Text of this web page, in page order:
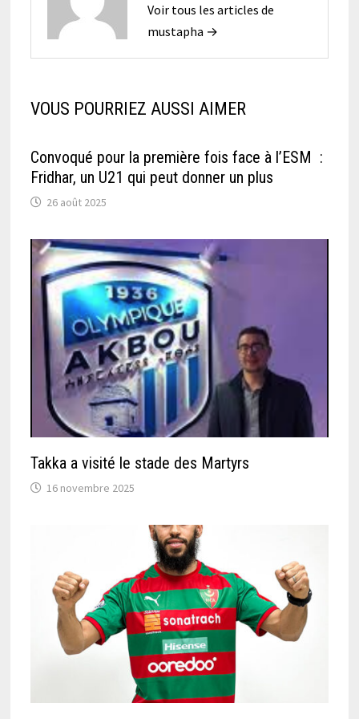
Voir tous les articles de
mustapha →
VOUS POURRIEZ AUSSI AIMER
Convoqué pour la première fois face à l’ESM :
Fridhar, un U21 qui peut donner un plus
26 août 2025
Takka a visité le stade des Martyrs
16 novembre 2025